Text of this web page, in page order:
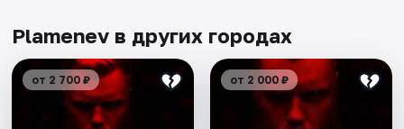
Plamenev в других городах
от 2 700 ₽ от 2 000 ₽